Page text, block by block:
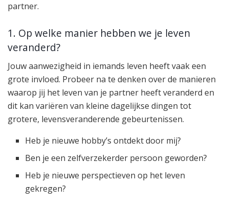
partner.
1. Op welke manier hebben we je leven
veranderd?
Jouw aanwezigheid in iemands leven heeft vaak een
grote invloed. Probeer na te denken over de manieren
waarop jij het leven van je partner heeft veranderd en
dit kan variëren van kleine dagelijkse dingen tot
grotere, levensveranderende gebeurtenissen.
Heb je nieuwe hobby’s ontdekt door mij?
Ben je een zelfverzekerder persoon geworden?
Heb je nieuwe perspectieven op het leven
gekregen?